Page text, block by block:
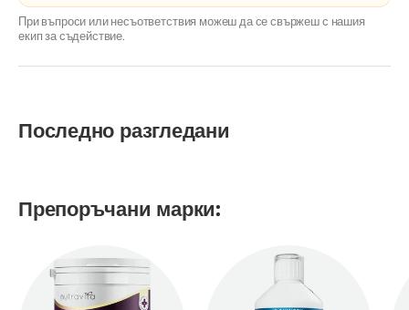
При въпроси или несъответствия можеш да се свържеш с нашия
екип за съдействие.
Последно разгледани
Препоръчани марки: